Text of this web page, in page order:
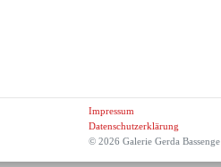
Impressum
Datenschutzerklärung
© 2026 Galerie Gerda Bassenge